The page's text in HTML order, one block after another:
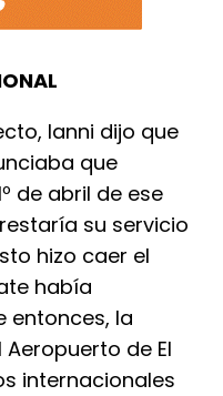
Ianni dijo que
que
de abril de ese
su servicio
hizo caer el
había
entonces, la
de El
internacionales